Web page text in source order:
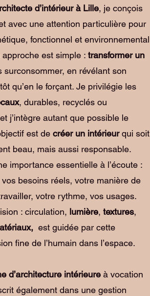
d’intérieur à Lille, je conçois
avec une attention particulière pour
fonctionnel et environnemental
approche est simple :transformer un
surconsommer, en révélant son
qu’en le forçant. Je privilégie les
, durables, recyclés ou
j’intègre autant que possible le
est decréer un intérieurqui soit
beau, mais aussi responsable.
importance essentielle à l’écoute :
besoins réels, votre manière de
votre rythme, vos usages.
: circulation, lumière,textures,
est guidée par cette
fine de l’humain dans l’espace.
d’architecture intérieure à vocation
également dans une gestion